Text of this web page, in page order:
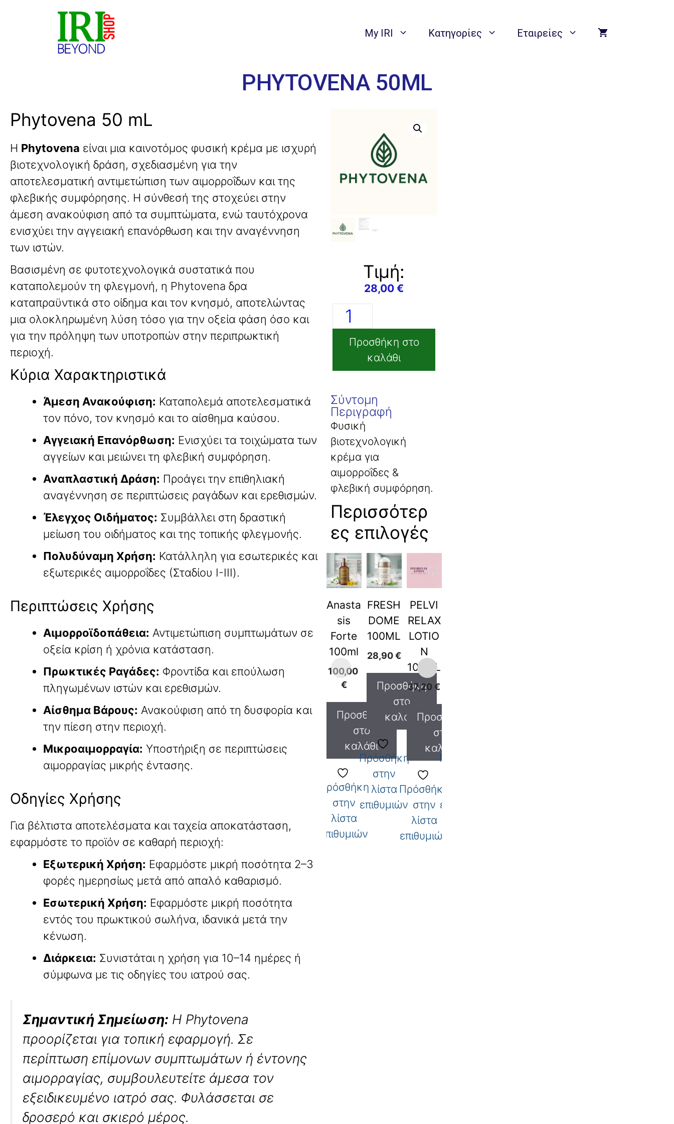
My IRI Κατηγορίες Εταιρείες
PHYTOVENA 50ML
Phytovena 50 mL
Η Phytovena είναι μια καινοτόμος φυσική κρέμα με ισχυρή
βιοτεχνολογική δράση, σχεδιασμένη για την
αποτελεσματική αντιμετώπιση των αιμορροΐδων και της
φλεβικής συμφόρησης. Η σύνθεσή της στοχεύει στην
άμεση ανακούφιση από τα συμπτώματα, ενώ ταυτόχρονα
ενισχύει την αγγειακή επανόρθωση και την αναγέννηση
των ιστών.
Βασισμένη σε φυτοτεχνολογικά συστατικά που
καταπολεμούν τη φλεγμονή, η Phytovena δρα
καταπραϋντικά στο οίδημα και τον κνησμό, αποτελώντας
μια ολοκληρωμένη λύση τόσο για την οξεία φάση όσο και
για την πρόληψη των υποτροπών στην περιπρωκτική
περιοχή.
Κύρια Χαρακτηριστικά
Άμεση Ανακούφιση: Καταπολεμά αποτελεσματικά
τον πόνο, τον κνησμό και το αίσθημα καύσου.
Αγγειακή Επανόρθωση: Ενισχύει τα τοιχώματα των
αγγείων και μειώνει τη φλεβική συμφόρηση.
Αναπλαστική Δράση: Προάγει την επιθηλιακή
αναγέννηση σε περιπτώσεις ραγάδων και ερεθισμών.
Έλεγχος Οιδήματος: Συμβάλλει στη δραστική
μείωση του οιδήματος και της τοπικής φλεγμονής.
Πολυδύναμη Χρήση: Κατάλληλη για εσωτερικές και
εξωτερικές αιμορροΐδες (Σταδίου I-III).
Περιπτώσεις Χρήσης
Αιμορροϊδοπάθεια: Αντιμετώπιση συμπτωμάτων σε
οξεία κρίση ή χρόνια κατάσταση.
Πρωκτικές Ραγάδες: Φροντίδα και επούλωση
πληγωμένων ιστών και ερεθισμών.
Αίσθημα Βάρους: Ανακούφιση από τη δυσφορία και
την πίεση στην περιοχή.
Μικροαιμορραγία: Υποστήριξη σε περιπτώσεις
αιμορραγίας μικρής έντασης.
Οδηγίες Χρήσης
Για βέλτιστα αποτελέσματα και ταχεία αποκατάσταση,
εφαρμόστε το προϊόν σε καθαρή περιοχή:
Εξωτερική Χρήση: Εφαρμόστε μικρή ποσότητα 2–3
φορές ημερησίως μετά από απαλό καθαρισμό.
Εσωτερική Χρήση: Εφαρμόστε μικρή ποσότητα
εντός του πρωκτικού σωλήνα, ιδανικά μετά την
κένωση.
Διάρκεια: Συνιστάται η χρήση για 10–14 ημέρες ή
σύμφωνα με τις οδηγίες του ιατρού σας.
Σημαντική Σημείωση: Η Phytovena
προορίζεται για τοπική εφαρμογή. Σε
περίπτωση επίμονων συμπτωμάτων ή έντονης
αιμορραγίας, συμβουλευτείτε άμεσα τον
εξειδικευμένο ιατρό σας. Φυλάσσεται σε
δροσερό και σκιερό μέρος.
Tιμή:
28,00€
Προσθήκη στο
καλάθι
Σύντομη
Περιγραφή
Φυσική
βιοτεχνολογική
κρέμα για
αιμορροΐδες &
φλεβική συμφόρηση.
Περισσότερ
ες επιλογές
Anasta
sis
Forte
100ml
100,00
€
Προσθήκη
στο
καλάθι
Πρόσθήκη
στην
λίστα
επιθυμιών
FRESH
DOME
100ML
28,90€
Προσθήκη
στο
καλάθι
Πρόσθήκη
στην
λίστα
επιθυμιών
PELVI
RELAX
LOTIO
N
100ML
37,20 €
Προσθήκη
στο
καλάθι
Πρόσθήκη
στην
λίστα
επιθυμιών
Πρόσθήκη
επιθυμιών